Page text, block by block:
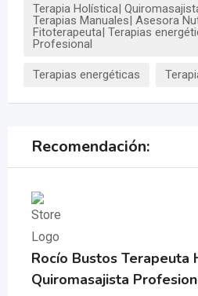
Terapia Holística|
Terapias Manuales| Asesora
Fitoterapeuta| Terapias
Profesional
Terapias energéticas
Recomendación:
Rocío Bustos Terapeuta
Quiromasajista